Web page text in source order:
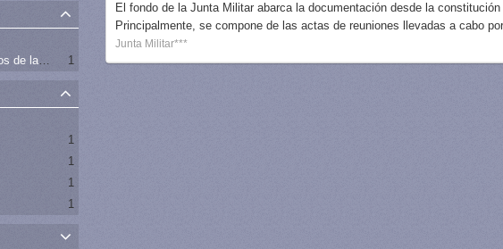
Dirección de Estudios Históricos de la Fuerza Aérea
1
1
1
1
1
El fondo de la Junta Militar abarca la documentación desde la
Principalmente, se compone de las actas de reuniones llevadas a cabo
Junta Militar***